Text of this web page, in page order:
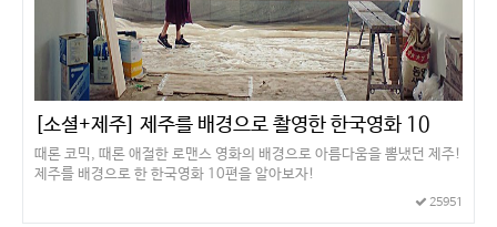
[소셜+제주] 제주를 배경으로 촬영한 한국영화 10
때론 코믹, 때론 애절한 로맨스 영화의 배경으로 아름다움을 뽐냈던 제주!
제주를 배경으로 한 한국영화 10편을 알아보자!
25951